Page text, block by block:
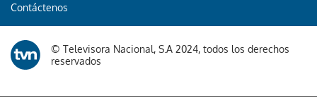
Contáctenos
© Televisora Nacional, S.A 2024, todos los derechos
reservados